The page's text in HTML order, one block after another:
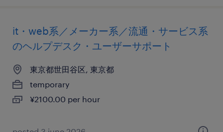
it・web系／メーカー系／流通・サービス系
のヘルプデスク・ユーザーサポート
東京都世田谷区, 東京都
temporary
¥2100.00 per hour